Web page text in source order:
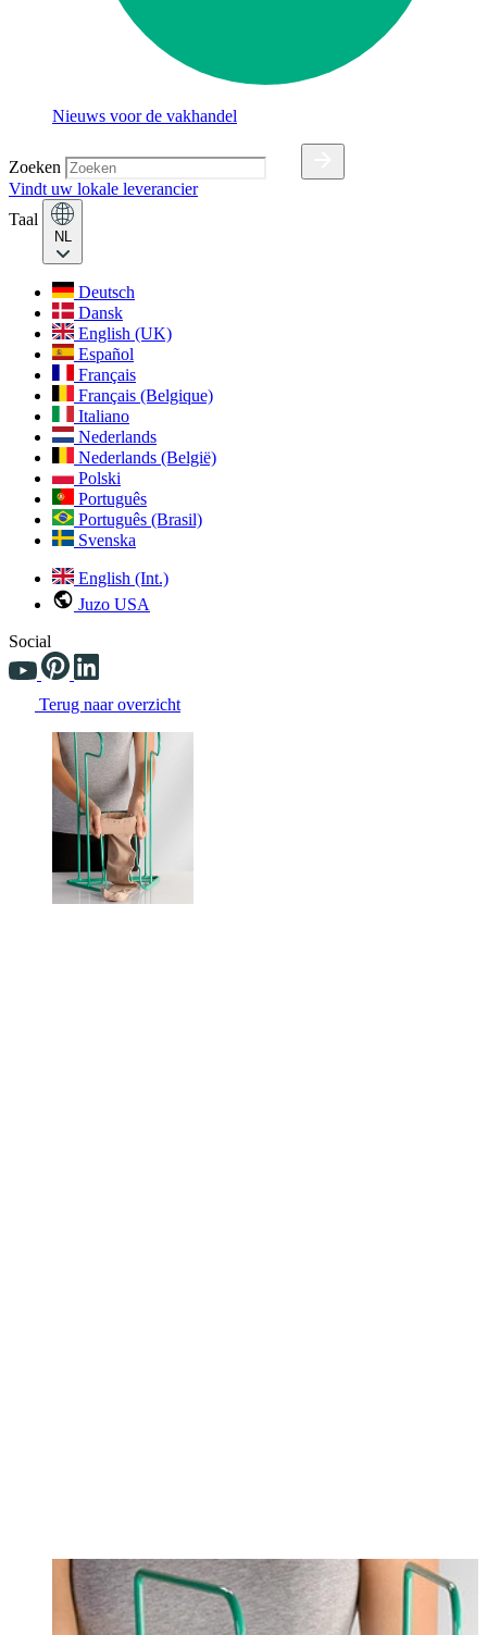
Nieuws voor de vakhandel
Zoeken
Vindt uw lokale leverancier
Taal
NL
Deutsch
Dansk
English (UK)
Español
Français
Français (Belgique)
Italiano
Nederlands
Nederlands (België)
Polski
Português
Português (Brasil)
Svenska
English (Int.)
Juzo USA
Social
Terug naar overzicht